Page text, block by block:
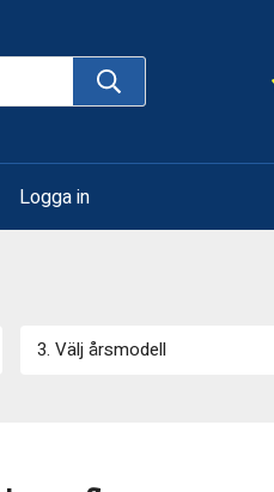
Logga in
3. Välj årsmodell